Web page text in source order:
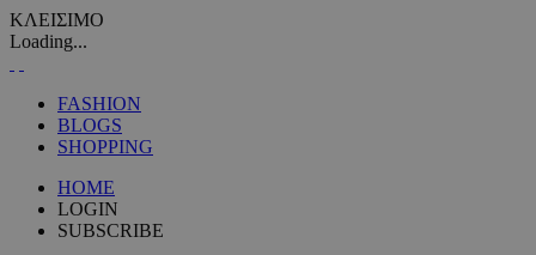
ΚΛΕΙΣΙΜΟ
Loading...
FASHION
BLOGS
SHOPPING
HOME
LOGIN
SUBSCRIBE